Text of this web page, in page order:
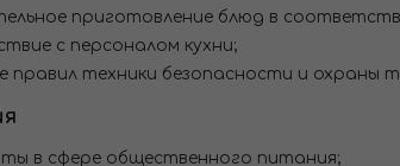
приготовление блюд в
с персоналом кухни;
правил техники безопасности и охраны
в сфере общественного питания;